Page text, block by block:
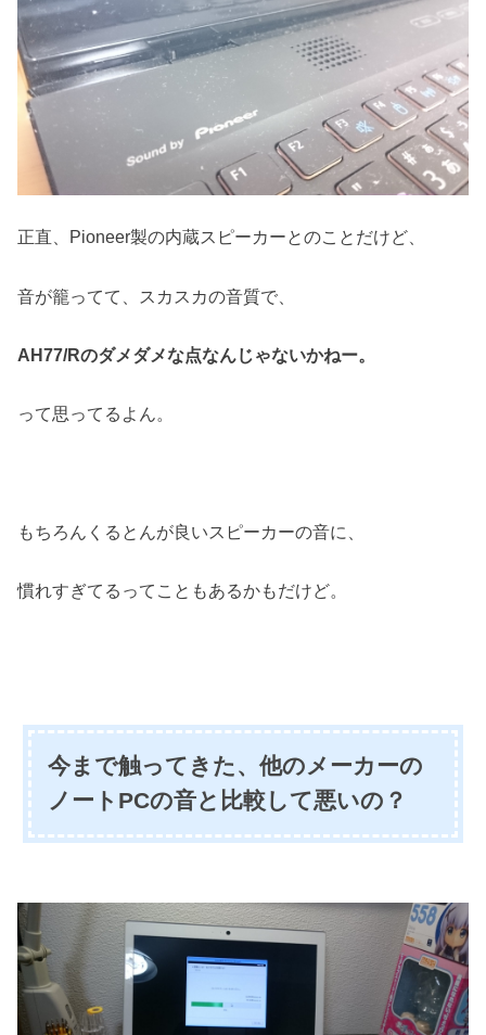
正直、Pioneer製の内蔵スピーカーとのことだけど、
音が籠ってて、スカスカの音質で、
AH77/Rのダメダメな点なんじゃないかねー。
って思ってるよん。
もちろんくるとんが良いスピーカーの音に、
慣れすぎてるってこともあるかもだけど。
今まで触ってきた、他のメーカーの
ノートPCの音と比較して悪いの？